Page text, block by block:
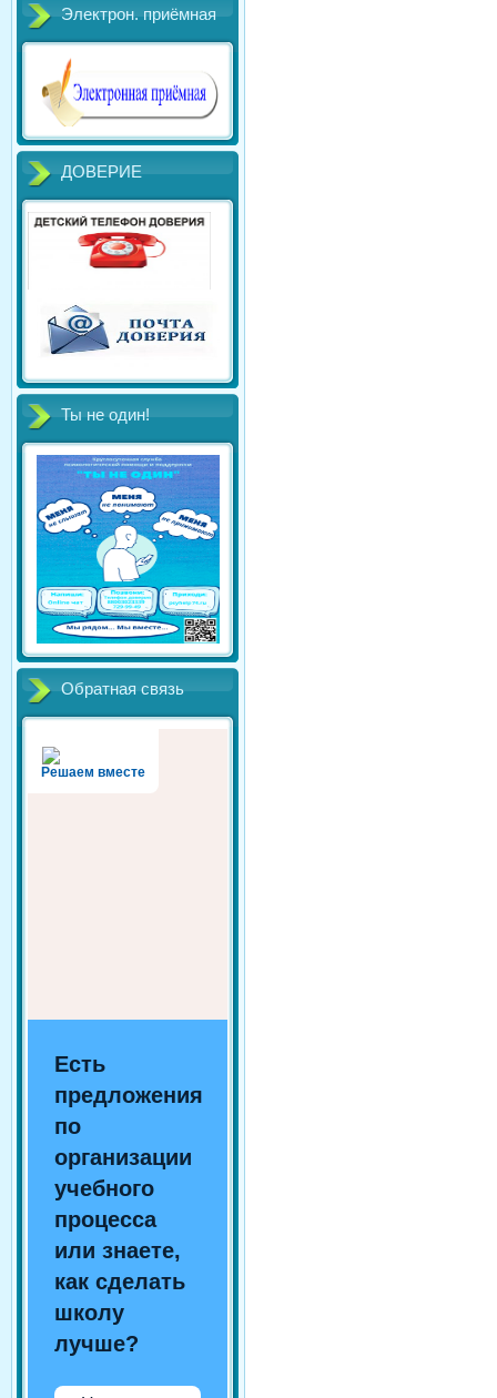
Электрон. приёмная
ДОВЕРИЕ
Ты не один!
Обратная связь
Решаем вместе
Есть
предложения
по
организации
учебного
процесса
или знаете,
как сделать
школу
лучше?